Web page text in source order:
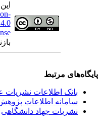
4.0
مرتبط
بانک اطلاعات نشریات
سامانه اطلاعات
نشریات جهاد دانشگاهی